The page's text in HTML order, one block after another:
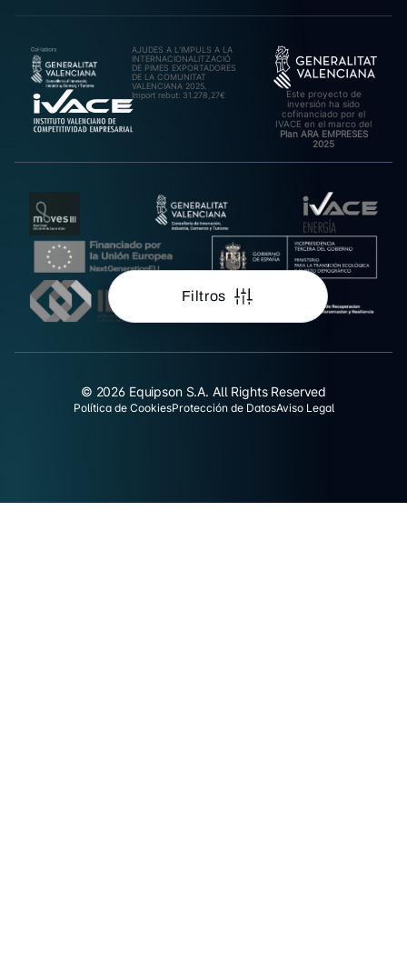
Filtros
AJUDES A L’IMPULS A LA
INTERNACIONALITZACIÓ
DE PIMES EXPORTADORES
DE LA COMUNITAT
VALENCIANA 2025.
Import rebut: 31.278,27€
Este proyecto de
inversión ha sido
cofinanciado por el
IVACE en el marco del
Plan ARA EMPRESES
2025
© 2026 Equipson S.A. All Rights Reserved
Política de CookiesProtección de DatosAviso Legal